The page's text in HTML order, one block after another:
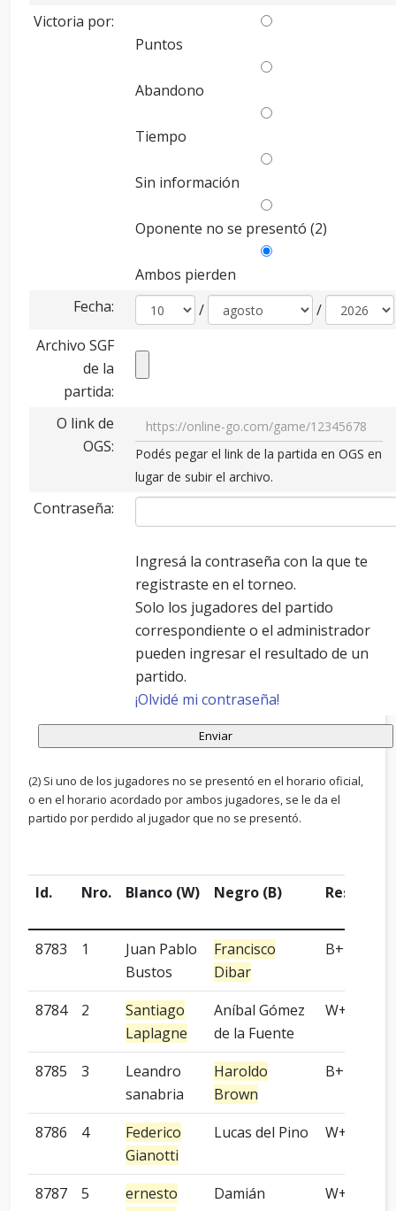
Victoria por:
Puntos
Abandono
Tiempo
Sin información
Oponente no se presentó (2)
Ambos pierden
Fecha:
/
/
Archivo SGF
de la
partida:
O link de
OGS:
Podés pegar el link de la partida en OGS en
lugar de subir el archivo.
Contraseña:
Ingresá la contraseña con la que te
registraste en el torneo.
Solo los jugadores del partido
correspondiente o el administrador
pueden ingresar el resultado de un
partido.
¡Olvidé mi contraseña!
(2) Si uno de los jugadores no se presentó en el horario oficial,
o en el horario acordado por ambos jugadores, se le da el
partido por perdido al jugador que no se presentó.
Id. Nro. Blanco (W) Negro (B) Resultado
8783 1
Juan Pablo
Bustos
Francisco
Dibar
B+P
8784 2
Santiago
Laplagne
Aníbal Gómez
de la Fuente
W+R
8785 3
Leandro
sanabria
Haroldo
Brown
B+T
8786 4
Federico
Gianotti
Lucas del Pino W+R
8787 5
ernesto
Damián
W+P